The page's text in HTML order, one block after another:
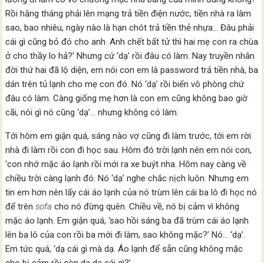
Rồi hằng tháng phải lên mạng trả tiền điện nước, tiền nhà ra làm
sao, bao nhiêu, ngày nào là hạn chót trả tiền thẻ nhựa… Đâu phải
cái gì cũng bỏ đó cho anh. Anh chết bất tử thì hai mẹ con ra chùa
ở cho thầy lo hả?’ Nhưng cứ ‘dạ’ rồi đâu có làm. Nay truyền nhân
đời thứ hai đã lộ diện, em nói con em là password trả tiền nhà, ba
dán trên tủ lạnh cho mẹ con đó. Nó ‘dạ’ rồi biến vô phòng chứ
đâu có làm. Càng giống mẹ hơn là con em cũng không bao giờ
cãi, nói gì nó cũng ‘dạ’… nhưng không có làm.
Tới hôm em giận quá, sáng nào vợ cũng đi làm trước, tới em rời
nhà đi làm rồi con đi học sau. Hôm đó trời lạnh nên em nói con,
‘con nhớ mặc áo lạnh rồi mới ra xe buýt nha. Hôm nay càng về
chiều trời càng lạnh đó. Nó ‘dạ’ nghe chắc nịch luôn. Nhưng em
tin em hơn nên lấy cái áo lạnh của nó trùm lên cái ba lô đi học nó
để trênsofa cho nó đừng quên. Chiều về, nó bị cảm vì không
mặc áo lạnh. Em giận quá, ‘sao hồi sáng ba đã trùm cái áo lạnh
lên ba lô của con rồi ba mới đi làm, sao không mặc?’ Nó… ‘dạ’.
Em tức quá, ‘dạ cái gì mà dạ. Áo lạnh để sẵn cũng không mặc